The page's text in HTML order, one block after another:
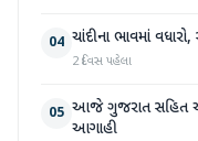
04 ચાંદીના ભાવમાં
2 દિવસ પહેલા
05 આજે ગુજરાત સહિત આ
આગાહી